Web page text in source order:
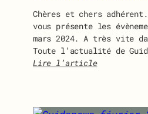
i
o
n
à
l
Chères et chers
vous présente les
mars 2024. A très vite
Toute l’actualité de
Lire l’article
i